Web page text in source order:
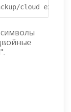
cloud